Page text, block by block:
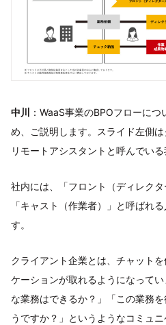
中川
：WaaS事業のBPOフローに
め、ご説明します。スライド左側
リモートアシスタントと呼んでい
社内には、「フロント（ディレクタ
「キャスト（作業者）」と呼ばれ
す。
クライアント企業とは、チャット
ケーションが取れるようになって
な業務はできるか？」「この業務
うですか？」というようなコミュ